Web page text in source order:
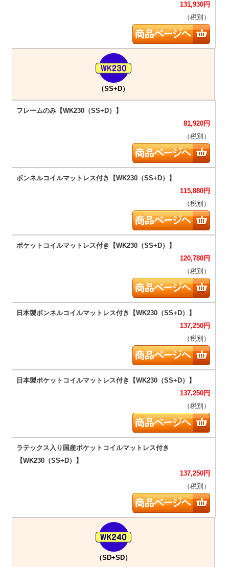
131,930円
（税別）
（SS+D）
81,920円
（税別）
115,880円
（税別）
120,780円
（税別）
137,250円
（税別）
137,250円
（税別）
137,250円
（税別）
（SD+SD）